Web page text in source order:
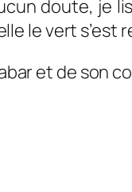
doute, je
le vert s’est
et de son